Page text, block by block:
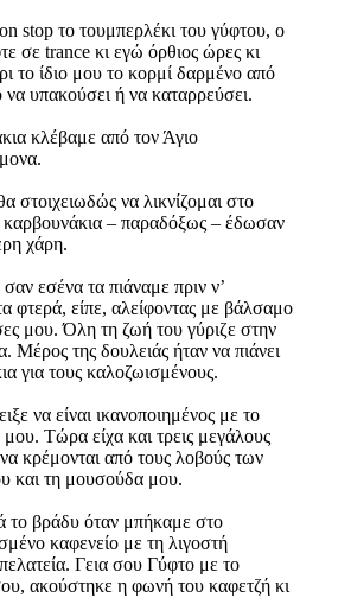
stop το τουμπερλέκι του γύφτου, ο
σε trance κι εγώ όρθιος ώρες κι
το ίδιο μου το κορμί δαρμένο από
υπακούσει ή να καταρρεύσει.
κλέβαμε από τον Άγιο
στοιχειωδώς να λικνίζομαι στο
– παραδόξως – έδωσαν
χάρη.
εσένα τα πιάναμε πριν ν’
φτερά, είπε, αλείφοντας με βάλσαμο
μου. Όλη τη ζωή του γύριζε στην
Μέρος της δουλειάς ήταν να πιάνει
για τους καλοζωισμένους.
να είναι ικανοποιημένος με το
μου. Τώρα είχα και τρεις μεγάλους
κρέμονται από τους λοβούς των
και τη μουσούδα μου.
το βράδυ όταν μπήκαμε στο
καφενείο με τη λιγοστή
Γεια σου Γύφτο με το
ακούστηκε η φωνή του καφετζή κι